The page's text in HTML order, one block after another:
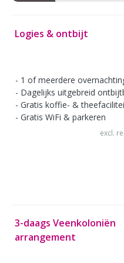
Logies & ontbijt
1 of meerdere
Dagelijks uitgebreid
Gratis koffie- &
Gratis WiFi & parkeren
excl.
3-daags Veenkoloniën
arrangement